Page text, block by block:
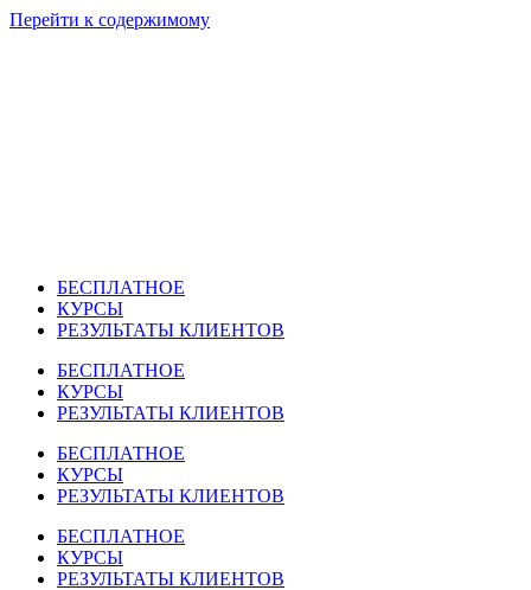
Перейти к содержимому
БЕСПЛАТНОЕ
КУРСЫ
РЕЗУЛЬТАТЫ КЛИЕНТОВ
БЕСПЛАТНОЕ
КУРСЫ
РЕЗУЛЬТАТЫ КЛИЕНТОВ
БЕСПЛАТНОЕ
КУРСЫ
РЕЗУЛЬТАТЫ КЛИЕНТОВ
БЕСПЛАТНОЕ
КУРСЫ
РЕЗУЛЬТАТЫ КЛИЕНТОВ